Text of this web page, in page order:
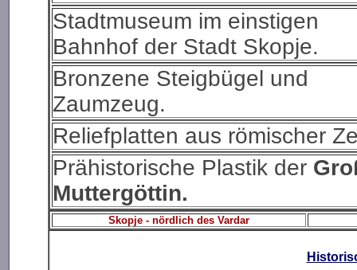
Stadtmuseum im einstigen
Bahnhof der Stadt Skopje.
Bronzene Steigbügel und
Zaumzeug.
Reliefplatten aus römischer
Prähistorische Plastik der
Muttergöttin.
Skopje - nördlich des Vardar